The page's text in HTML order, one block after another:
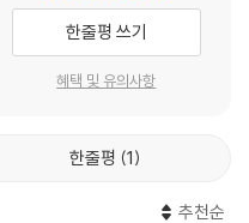
. 대선, 총선을 막론하고 투표율
였던 투표율은 18대에 이르러
이 누구도 예상치 못한 75.8%의
은 선거구’가 뿌리를 내림으로
여 열기가 지속되고 우리 사회
기를 기대해 본다
한줄평 쓰기
혜택 및 유의사항
한줄평 1
추천순